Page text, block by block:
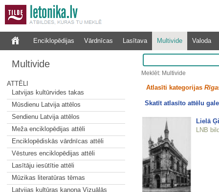
Enciklopēdijas Vārdnīcas Lasītava Multivide Valoda
Multivide
ATTĒLI
Latvijas kultūrvides takas
Mūsdienu Latvija attēlos
Sendienu Latvija attēlos
Meža enciklopēdijas attēli
Enciklopēdiskās vārdnīcas attēli
Vēstures enciklopēdijas attēli
Lasītāju iesūtītie attēli
Mūzikas literatūras tēmas
Latvijas kultūras kanona Vizuālās
Meklēt: Multivide
Atlasīti kategorijas
Skatīt atlasīto attēlu
Lielā
LNB